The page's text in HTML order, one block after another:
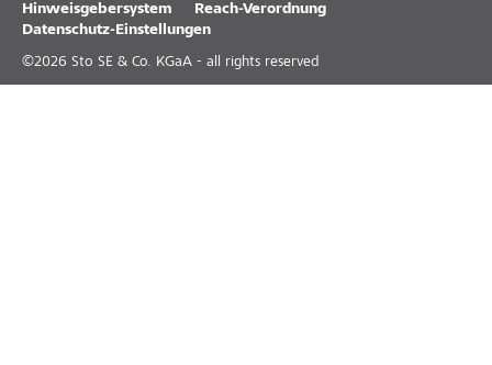
Hinweisgebersystem
Reach-Verordnung
Datenschutz-Einstellungen
©2026 Sto SE & Co. KGaA - all rights reserved